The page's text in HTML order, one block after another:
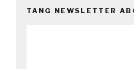
TANG NEWSLETTER